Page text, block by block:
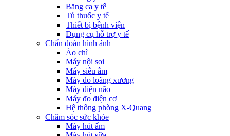
Băng ca y tế
Tủ thuốc y tế
Thiết bị bệnh viện
Dụng cụ hỗ trợ y tế
Chẩn đoán hình ảnh
Áo chì
Máy nội soi
Máy siêu âm
Máy đo loãng xương
Máy điện não
Máy đo điện cơ
Hệ thống phòng X-Quang
Chăm sóc sức khỏe
Máy hút ẩm